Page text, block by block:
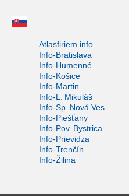
Atlasfiriem.info
Info-Bratislava
Info-Humenné
Info-Košice
Info-Martin
Info-L. Mikuláš
Info-Sp. Nová Ves
Info-Piešťany
Info-Pov. Bystrica
Info-Prievidza
Info-Trenčín
Info-Žilina